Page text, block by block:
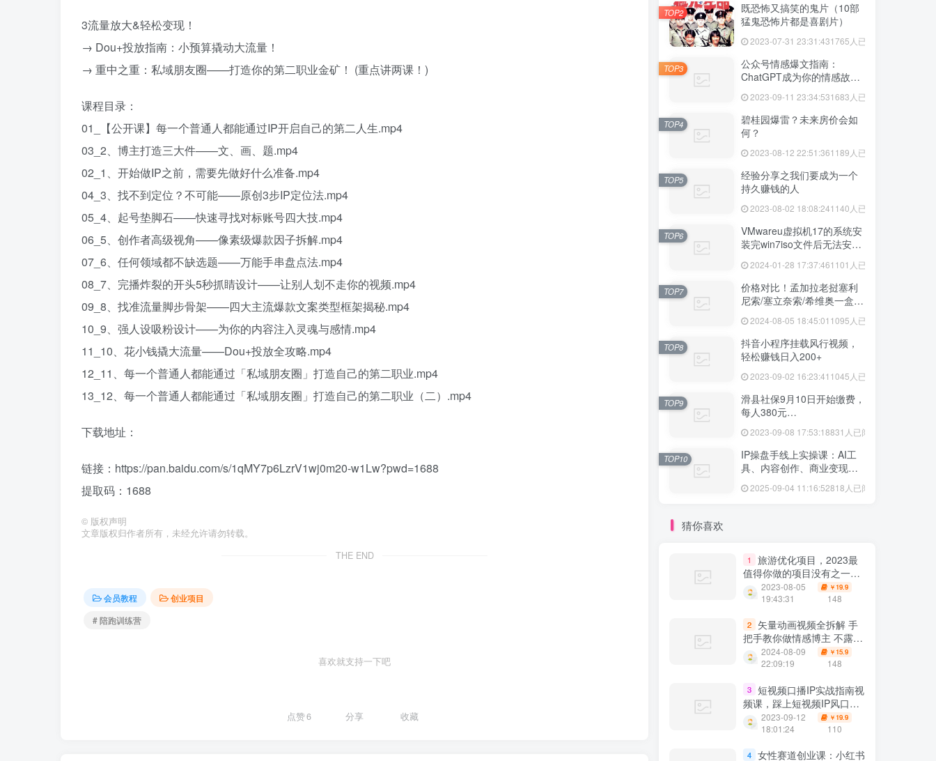
3流量放大&轻松变现！
→ Dou+投放指南：小预算撬动大流量！
→ 重中之重：私域朋友圈——打造你的第二职业金矿！ (重点讲两课！)
课程目录：
01_【公开课】每一个普通人都能通过IP开启自己的第二人生.mp4
03_2、博主打造三大件——文、画、题.mp4
02_1、开始做IP之前，需要先做好什么准备.mp4
04_3、找不到定位？不可能——原创3步IP定位法.mp4
05_4、起号垫脚石——快速寻找对标账号四大技.mp4
06_5、创作者高级视角——像素级爆款因子拆解.mp4
07_6、任何领域都不缺选题——万能手串盘点法.mp4
08_7、完播炸裂的开头5秒抓睛设计——让别人划不走你的视频.mp4
09_8、找准流量脚步骨架——四大主流爆款文案类型框架揭秘.mp4
10_9、强人设吸粉设计——为你的内容注入灵魂与感情.mp4
11_10、花小钱撬大流量——Dou+投放全攻略.mp4
12_11、每一个普通人都能通过「私域朋友圈」打造自己的第二职业.mp4
13_12、每一个普通人都能通过「私域朋友圈」打造自己的第二职业（二）.mp4
下载地址：
链接：https://pan.baidu.com/s/1qMY7p6LzrV1wj0m20-w1Lw?pwd=1688
提取码：1688
© 版权声明
文章版权归作者所有，未经允许请勿转载。
THE END
会员教程
创业项目
# 陪跑训练营
喜欢就支持一下吧
点赞6 分享 收藏
既恐怖又搞笑的鬼片（10部
猛鬼恐怖片都是喜剧片）
2023-07-31 23:31:431765人已阅读
TOP2
公众号情感爆文指南：
ChatGPT成为你的情感故事
好帮手！
2023-09-11 23:34:531683人已阅读
TOP3
碧桂园爆雷？未来房价会如
何？
2023-08-12 22:51:361189人已阅读
TOP4
经验分享之我们要成为一个
持久赚钱的人
2023-08-02 18:08:241140人已阅读
TOP5
VMwareu虚拟机17的系统安
装完win7iso文件后无法安装
2024-01-28 17:37:461101人已阅读
TOP6
价格对比！孟加拉老挝塞利
尼索/塞立奈索/希维奥一盒价
2024-08-05 18:45:01 1095人已阅读
TOP7
抖音小程序挂载风行视频，
轻松赚钱日入200+
2023-09-02 16:23:41 1045人已阅读
TOP8
滑县社保9月10日开始缴费，
每人380元…
2023-09-08 17:53:18831人已阅读
TOP9
IP操盘手线上实操课：AI工
具、内容创作、商业变现等
2025-09-04 11:16:52818人已阅读
TOP10
猜你喜欢
1
旅游优化项目，2023最
值得你做的项目没有之一，
带你月入过万
2023-08-05
19:43:31
￥ 19.9
148
2
矢量动画视频全拆解 手
把手教你做情感博主 不露脸
做个人IP
2024-08-09
22:09:19
￥ 15.9
148
3
短视频口播IP实战指南视
频课，踩上短视频IP风口，
做能赚钱的生意（22节课）
2023-09-12
18:01:24
￥ 19.9
110
4 女性赛道创业课：小红书